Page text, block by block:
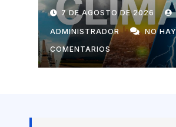
7 DE AGOSTO DE 2026
ADMINISTRADOR
NO HAY
COMENTARIOS